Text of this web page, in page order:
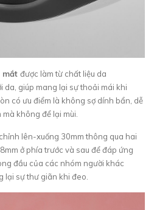
mắt được làm từ chất liệu da
da, giúp mang lại sự thoải mái khi
có ưu điểm là không sợ dính bẩn, dễ
không để lại mùi.
lên-xuống 30mm thông qua hai
ở phía trước và sau để đáp ứng
đầu của các nhóm người khác
lại sự thư giãn khi đeo.